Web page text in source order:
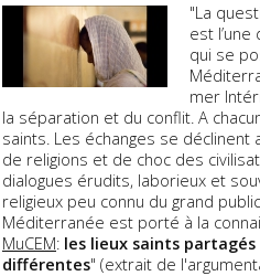
"La
est
qui se
mer
la séparation et du conflit. A
saints. Les échanges se
de religions et de choc des
dialogues érudits, laborieux et
religieux peu connu du grand
Méditerranée est porté à la
MuCEM: les lieux saints
différentes" (extrait de